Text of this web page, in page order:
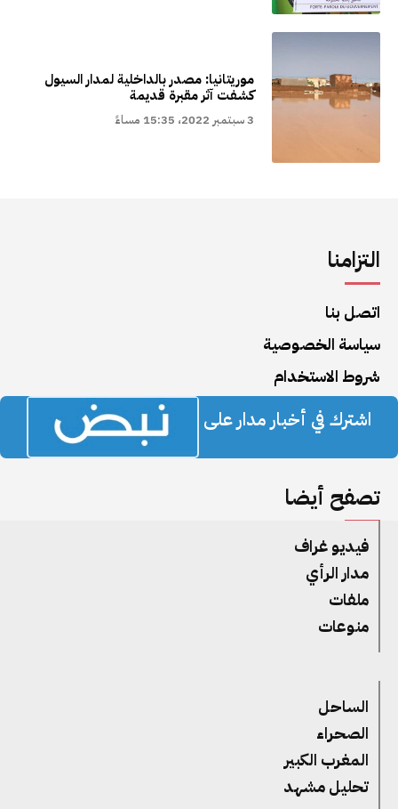
موريتانيا: مصدر بالداخلية لمدار السيول
كشفت آثر مقبرة قديمة
3 سبتمبر 2022، 15:35 مساءً
التزامنا
اتصل بنا
سياسة الخصوصية
شروط الاستخدام
اشترك في أخبار مدار على
تصفح أيضا
فيديو غراف
مدار الرأي
ملفات
منوعات
الساحل
الصحراء
المغرب الكبير
تحليل مشهد